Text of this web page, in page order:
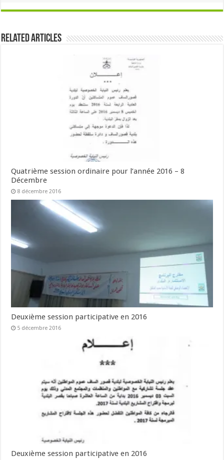
Related Articles
Quatrième session ordinaire pour l’année 2016 – 8
Décembre
8 décembre 2016
Deuxième session participative en 2016
5 décembre 2016
Deuxième session participative en 2016